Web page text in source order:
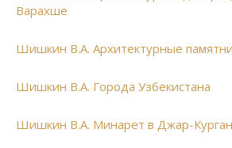
Варахше
Шишкин В.А. Архитектурные
Шишкин В.А. Города Узбекистана
Шишкин В.А. Минарет в Джар-